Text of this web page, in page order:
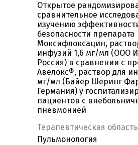
Открытое
сравнительное
изучению
безопасности препарата
Моксифлоксацин,
инфузий 1,6 мг/мл (ООО
Россия) в сравнении с
Авелокс®, раствор для
мг/мл (Байер Шеринг
Германия) у
пациентов с
пневмонией
Терапевтическая область
Пульмонология